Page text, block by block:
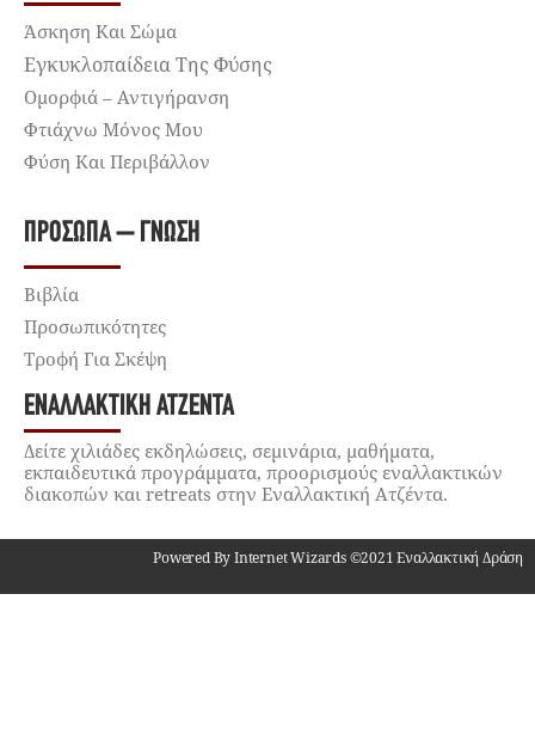
Άσκηση Και Σώμα
Εγκυκλοπαίδεια Της Φύσης
Ομορφιά – Αντιγήρανση
Φτιάχνω Μόνος Μου
Φύση Και Περιβάλλον
ΠΡΌΣΩΠΑ – ΓΝΏΣΗ
Βιβλία
Προσωπικότητες
Τροφή Για Σκέψη
ΕΝΑΛΛΑΚΤΙΚΉ ΑΤΖΈΝΤΑ
Δείτε χιλιάδες εκδηλώσεις, σεμινάρια, μαθήματα,
εκπαιδευτικά προγράμματα, προορισμούς εναλλακτικών
διακοπών και retreats στην Εναλλακτική Ατζέντα.
Powered By Internet Wizards ©2021 Εναλλακτική Δράση